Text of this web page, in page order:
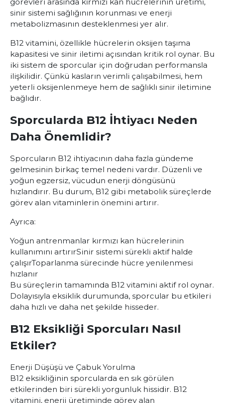
sinir sistemi sağlığının korunması ve enerji
metabolizmasının desteklenmesi yer alır.
B12 vitamini, özellikle hücrelerin oksijen taşıma
kapasitesi ve sinir iletimi açısından kritik rol oynar. Bu
iki sistem de sporcular için doğrudan performansla
ilişkilidir. Çünkü kasların verimli çalışabilmesi, hem
yeterli oksijenlenmeye hem de sağlıklı sinir iletimine
bağlıdır.
Sporcularda B12 İhtiyacı Neden
Daha Önemlidir?
Sporcuların B12 ihtiyacının daha fazla gündeme
gelmesinin birkaç temel nedeni vardır. Düzenli ve
yoğun egzersiz, vücudun enerji döngüsünü
hızlandırır. Bu durum, B12 gibi metabolik süreçlerde
görev alan vitaminlerin önemini artırır.
Ayrıca:
Yoğun antrenmanlar kırmızı kan hücrelerinin
kullanımını artırırSinir sistemi sürekli aktif halde
çalışırToparlanma sürecinde hücre yenilenmesi
hızlanır
Bu süreçlerin tamamında B12 vitamini aktif rol oynar.
Dolayısıyla eksiklik durumunda, sporcular bu etkileri
daha hızlı ve daha net şekilde hisseder.
B12 Eksikliği Sporcuları Nasıl
Etkiler?
Enerji Düşüşü ve Çabuk Yorulma
B12 eksikliğinin sporcularda en sık görülen
etkilerinden biri sürekli yorgunluk hissidir. B12
vitamini, enerji üretiminde görev alan